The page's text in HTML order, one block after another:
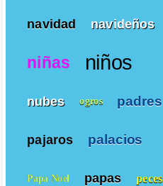
navidad navideños
niñas niños
nubes ogros padres
pajaros palacios
Papa Noel papas peces